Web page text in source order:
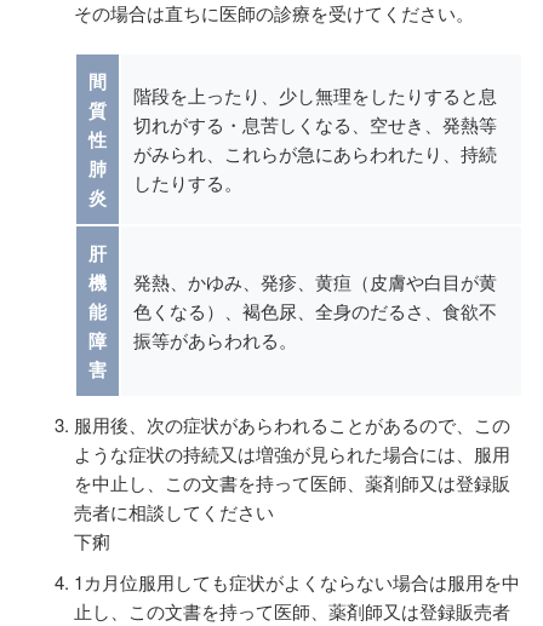
その場合は直ちに医師の診療を受けてください。
間
質
性
肺
炎
階段を上ったり、少し無理をしたりすると息
切れがする・息苦しくなる、空せき、発熱等
がみられ、これらが急にあらわれたり、持続
したりする。
肝
機
能
障
害
発熱、かゆみ、発疹、黄疸（皮膚や白目が黄
色くなる）、褐色尿、全身のだるさ、食欲不
振等があらわれる。
服用後、次の症状があらわれることがあるので、この
ような症状の持続又は増強が見られた場合には、服用
を中止し、この文書を持って医師、薬剤師又は登録販
売者に相談してください
下痢
1カ月位服用しても症状がよくならない場合は服用を中
止し、この文書を持って医師、薬剤師又は登録販売者